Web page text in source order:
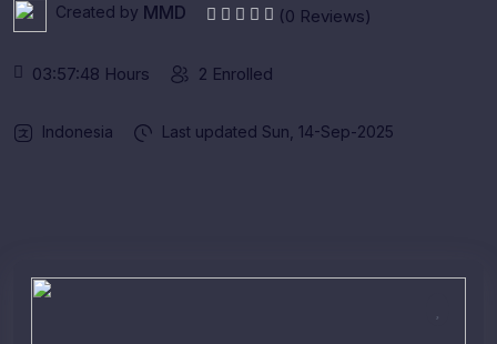
Created by MMD (0 Reviews)
03:57:48 Hours 2 Enrolled
Indonesia Last updated Sun, 14-Sep-2025